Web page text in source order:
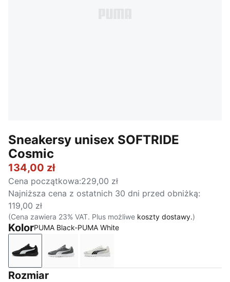
Sneakersy unisex SOFTRIDE
Cosmic
134,00 zł
Cena początkowa:229,00 zł
Najniższa cena z ostatnich 30 dni przed obniżką:
119,00 zł
(Cena zawiera 23% VAT. Plus możliwe koszty dostawy.)
KolorPUMA Black-PUMA White
PUMA Black-PUMA White
Cool Dark Gray-PUMA White
Vapor Gray-PUMA Black-PUMA
Rozmiar